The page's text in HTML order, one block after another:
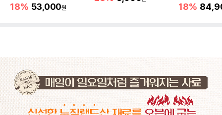
18% 53,000원 18%